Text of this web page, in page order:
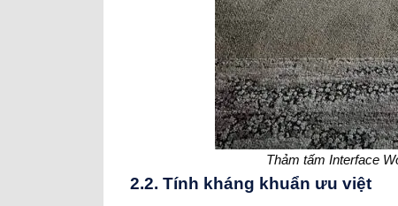
Thảm tấm Interface
2.2. Tính kháng khuẩn ưu việt